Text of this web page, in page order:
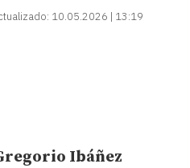
10.05.2026 | 13:19
Ibáñez